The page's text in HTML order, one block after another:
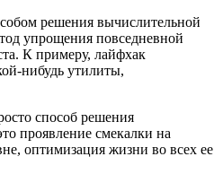
решения вычислительной
упрощения повседневной
К примеру, лайфхак
нибудь утилиты,
способ решения
проявление смекалки на
оптимизация жизни во всех ее